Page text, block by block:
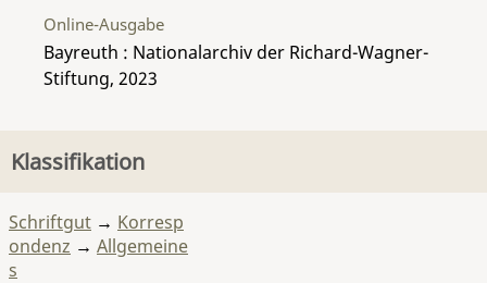
Online-Ausgabe
Bayreuth : Nationalarchiv der Richard-Wagner-
Stiftung, 2023
Klassifikation
Schriftgut → Korresp
ondenz → Allgemeine
s